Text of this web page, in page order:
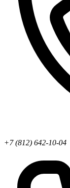
+7 (812) 642-10-04